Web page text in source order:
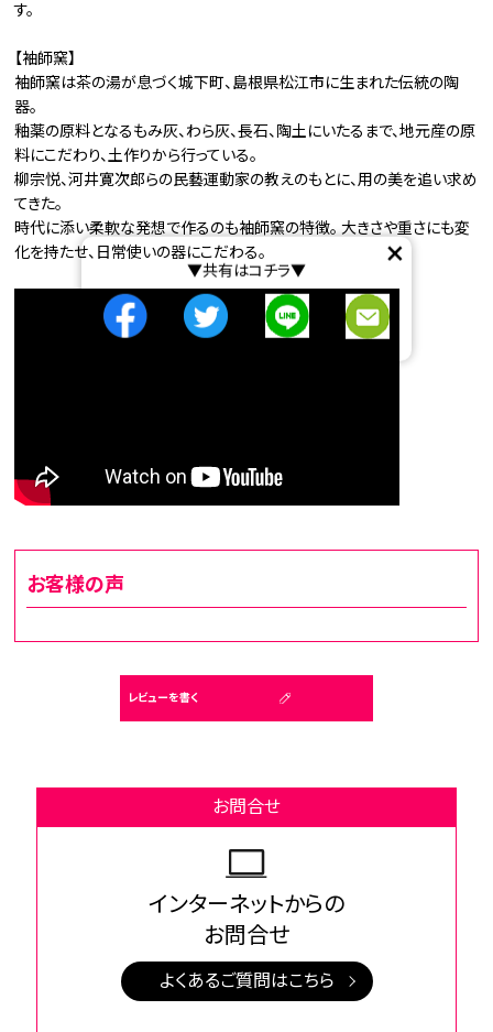
×
▼共有はコチラ▼
す。
【袖師窯】
袖師窯は茶の湯が息づく城下町、島根県松江市に生まれた伝統の陶
器。
釉薬の原料となるもみ灰、わら灰、長石、陶土にいたるまで、地元産の原
料にこだわり、土作りから行っている。
柳宗悦、河井寛次郎らの民藝運動家の教えのもとに、用の美を追い求め
てきた。
時代に添い柔軟な発想で作るのも袖師窯の特徴。 大きさや重さにも変
化を持たせ、日常使いの器にこだわる。
お客様の声
レビューを書く
お問合せ
インターネットからの
お問合せ
よくあるご質問はこちら